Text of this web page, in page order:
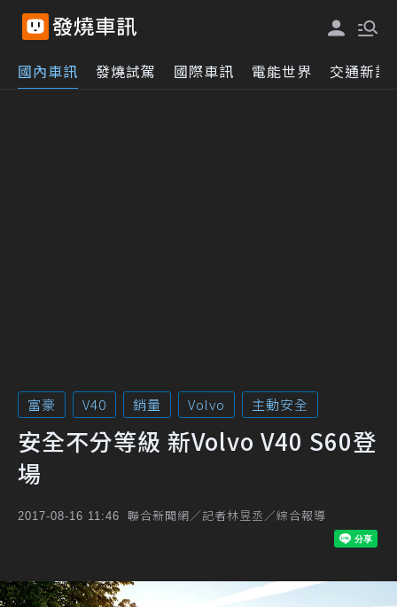
國內車訊 發燒試駕 國際車訊 電能世界 交通新訊
富豪 V40 銷量 Volvo 主動安全
安全不分等級 新Volvo V40 S60登
場
2017-08-16 11:46 聯合新聞網／記者林昱丞／綜合報導